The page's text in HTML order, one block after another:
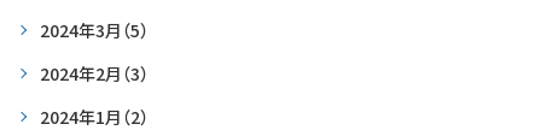
2024年3月 （5）
2024年2月 （3）
2024年1月 （2）